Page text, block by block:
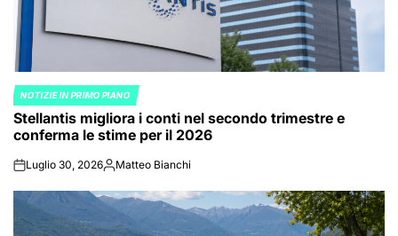
POSTED
IN
NOTIZIE IN PRIMO PIANO
Stellantis migliora i conti nel secondo trimestre e
conferma le stime per il 2026
onLuglio 30, 2026Posted
Matteo Bianchi